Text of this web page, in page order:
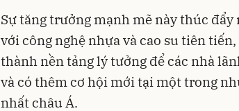
Sự tăng trưởng mạnh mẽ này thúc đẩy
với công nghệ nhựa và cao su tiên
thành nền tảng lý tưởng để các nhà
và có thêm cơ hội mới tại một trong
nhất châu Á.